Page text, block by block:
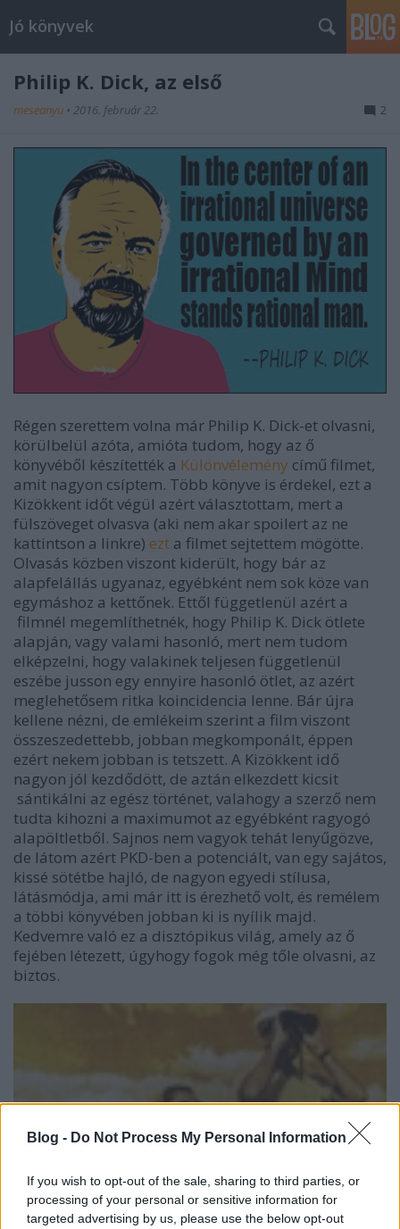
Blog - Do Not Process My Personal Information
If you wish to opt-out of the sale, sharing to third parties, or
processing of your personal or sensitive information for
targeted advertising by us, please use the below opt-out
Jó könyvek
Philip K. Dick, az első
meseanyu • 2016. február 22. 2
Régen szerettem volna már Philip K. Dick-et olvasni,
körülbelül azóta, amióta tudom, hogy az ő
könyvéből készítették a Különvélemény című filmet,
amit nagyon csíptem. Több könyve is érdekel, ezt a
Kizökkent időt végül azért választottam, mert a
fülszöveget olvasva (aki nem akar spoilert az ne
kattintson a linkre) ezt a filmet sejtettem mögötte.
Olvasás közben viszont kiderült, hogy bár az
alapfelállás ugyanaz, egyébként nem sok köze van
egymáshoz a kettőnek. Ettől függetlenül azért a
filmnél megemlíthetnék, hogy Philip K. Dick ötlete
alapján, vagy valami hasonló, mert nem tudom
elképzelni, hogy valakinek teljesen függetlenül
eszébe jusson egy ennyire hasonló ötlet, az azért
meglehetősem ritka koincidencia lenne. Bár újra
kellene nézni, de emlékeim szerint a film viszont
összeszedettebb, jobban megkomponált, éppen
ezért nekem jobban is tetszett. A Kizökkent idő
nagyon jól kezdődött, de aztán elkezdett kicsit
sántikálni az egész történet, valahogy a szerző nem
tudta kihozni a maximumot az egyébként ragyogó
alapöltletből. Sajnos nem vagyok tehát lenyűgözve,
de látom azért PKD-ben a potenciált, van egy sajátos,
kissé sötétbe hajló, de nagyon egyedi stílusa,
látásmódja, ami már itt is érezhető volt, és remélem
a többi könyvében jobban ki is nyílik majd.
Kedvemre való ez a disztópikus világ, amely az ő
fejében létezett, úgyhogy fogok még tőle olvasni, az
biztos.